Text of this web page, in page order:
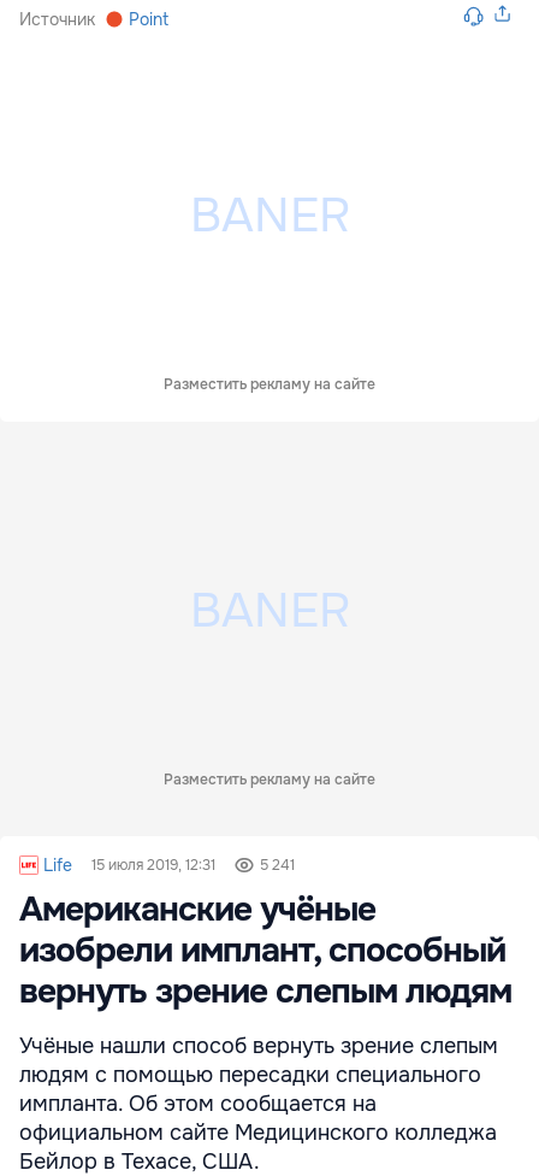
Источник Point
Разместить рекламу на сайте
Разместить рекламу на сайте
Life 15 июля 2019, 12:31 5 241
Американские учёные
изобрели имплант, способный
вернуть зрение слепым людям
Учёные нашли способ вернуть зрение слепым
людям с помощью пересадки специального
импланта. Об этом сообщается на
официальном сайте Медицинского колледжа
Бейлор в Техасе, США.